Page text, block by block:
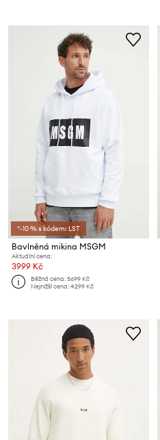
*-10 % s kódem: LST
Bavlněná mikina MSGM
Aktuální cena:
3999 Kč
Běžná cena:5699 Kč
Nejnižší cena:4299 Kč